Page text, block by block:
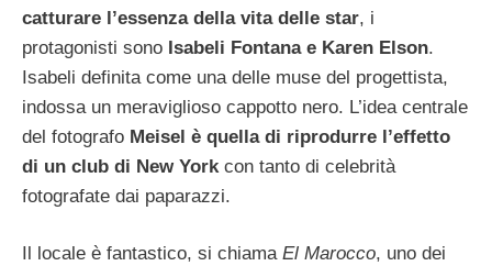
catturare l’essenza della vita delle star, i
protagonisti sono Isabeli Fontana e Karen Elson.
Isabeli definita come una delle muse del progettista,
indossa un meraviglioso cappotto nero. L’idea centrale
del fotografo Meisel è quella di riprodurre l’effetto
di un club di New York con tanto di celebrità
fotografate dai paparazzi.
Il locale è fantastico, si chiama El Marocco, uno dei